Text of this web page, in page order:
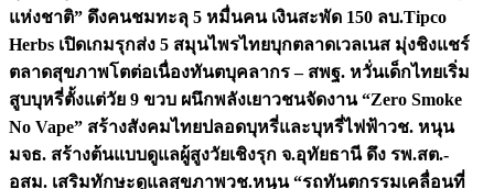
แห่งชาติ” ดึงคนชมทะลุ 5 หมื่นคน เงินสะพัด 150 ลบ.Tipco
Herbs เปิดเกมรุกส่ง 5 สมุนไพรไทยบุกตลาดเวลเนส มุ่งชิงแชร์
ตลาดสุขภาพโตต่อเนื่องทันตบุคลากร – สพฐ. หวั่นเด็กไทยเริ่ม
สูบบุหรี่ตั้งแต่วัย 9 ขวบ ผนึกพลังเยาวชนจัดงาน “Zero Smoke
No Vape” สร้างสังคมไทยปลอดบุหรี่และบุหรี่ไฟฟ้าวช. หนุน
มจธ. สร้างต้นแบบดูแลผู้สูงวัยเชิงรุก จ.อุทัยธานี ดึง รพ.สต.-
อสม. เสริมทักษะดูแลสุขภาพวช.หนุน “รถทันตกรรมเคลื่อนที่